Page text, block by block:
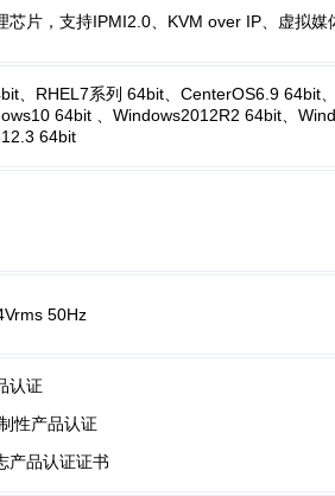
芯片，支持IPMI2.0、KVM over IP、虚拟媒
、RHEL7系列 64bit、CenterOS6.9 64bit
64bit 、Windows2012R2 64bit、
64bit
50Hz
认证
性产品认证
产品认证证书